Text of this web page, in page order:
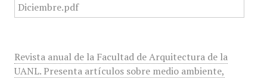
Revista anual de la Facultad de Arquitectura de la
UANL. Presenta artículos sobre medio ambiente,